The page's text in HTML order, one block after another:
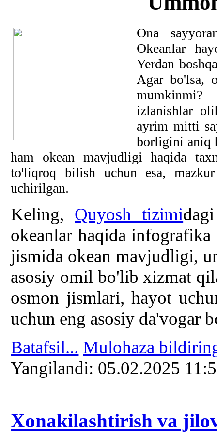
Ona
Okeanlar
Yerdan
Agar bo'lsa,
mumkinmi?
izlanishlar
ayrim mitti
borligini aniq
ham okean mavjudligi haqida
to'liqroq bilish uchun esa,
uchirilgan.
Keling, Quyosh tizimi
okeanlar haqida
jismida okean mavjudligi,
asosiy omil bo'lib xizmat
osmon jismlari, hayot
uchun eng asosiy da'vogar
Batafsil... Mulohaza
Yangilаndi: 05.02.2025
Xonakilashtirish va